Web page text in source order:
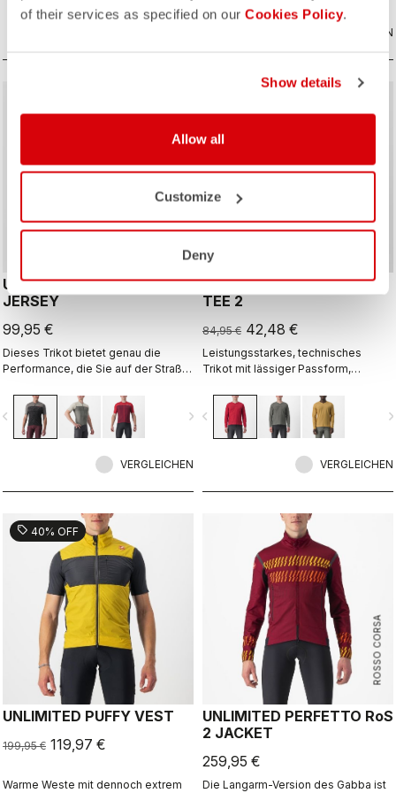
of their services as specified on our Cookies Policy.
Show details
Allow all
Customize
Deny
Figur.
VERGLEICHEN
UNLIMITED ENTRATA
JERSEY
99,95 €
Dieses Trikot bietet genau die
Performance, die Sie auf der Straße
dazu eine angenehm neutrale
Passform.
navigate_next
VERGLEICHEN
TRAIL TECH LONGSLEEVE
TEE 2
84,95 € 42,48 €
Leistungsstarkes, technisches
Trikot mit lässiger Passform,
Es ist in jeder Hinsicht bereit fürs
nächste Bike-Abenteuer – egal auf
welchen Bike-Typ und welchen
navigate_before
VERGLEICHEN
sell 40% OFF
UNLIMITED PUFFY VEST
199,95 € 119,97 €
Warme Weste mit dennoch extrem
ROSSO CORSA
UNLIMITED PERFETTO RoS
2 JACKET
259,95 €
Die Langarm-Version des Gabba ist